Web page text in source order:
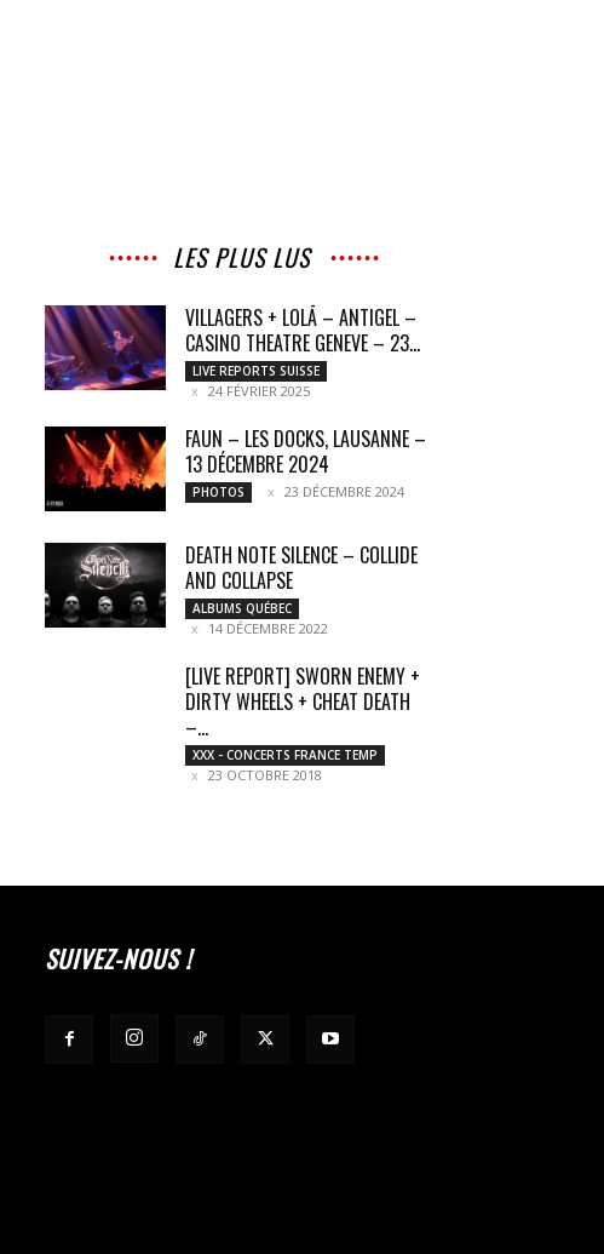
LES PLUS LUS
VILLAGERS + LOLĀ – ANTIGEL –
CASINO THEATRE GENEVE – 23...
LIVE REPORTS SUISSE
24 FÉVRIER 2025
FAUN – LES DOCKS, LAUSANNE –
13 DÉCEMBRE 2024
PHOTOS 23 DÉCEMBRE 2024
DEATH NOTE SILENCE – COLLIDE
AND COLLAPSE
ALBUMS QUÉBEC
14 DÉCEMBRE 2022
[LIVE REPORT] SWORN ENEMY +
DIRTY WHEELS + CHEAT DEATH
–...
XXX - CONCERTS FRANCE TEMP
23 OCTOBRE 2018
SUIVEZ-NOUS !